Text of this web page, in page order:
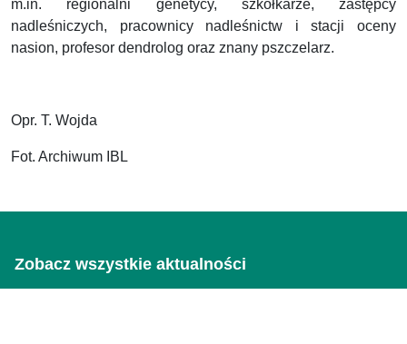
m.in. regionalni genetycy, szkółkarze, zastępcy
nadleśniczych, pracownicy nadleśnictw i stacji oceny
nasion, profesor dendrolog oraz znany pszczelarz.
Opr. T. Wojda
Fot. Archiwum IBL
Zobacz wszystkie aktualności